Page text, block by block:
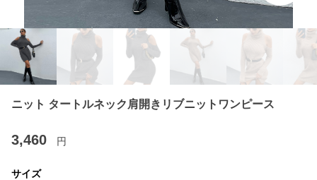
ニット タートルネック肩開きリブニットワンピース
3,460 円
サイズ